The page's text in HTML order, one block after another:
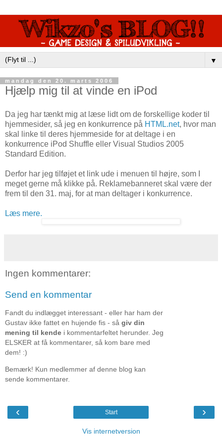
▼
mandag den 20. marts 2006
Hjælp mig til at vinde en iPod
Da jeg har tænkt mig at læse lidt om de forskellige koder til
hjemmesider, så jeg en konkurrence på HTML.net, hvor man
skal linke til deres hjemmeside for at deltage i en
konkurrence iPod Shuffle eller Visual Studios 2005
Standard Edition.
Derfor har jeg tilføjet et link ude i menuen til højre, som I
meget gerne må klikke på. Reklamebanneret skal være der
frem til den 31. maj, for at man deltager i konkurrence.
Læs mere.
Ingen kommentarer:
Send en kommentar
Fandt du indlægget interessant - eller har ham der
Gustav ikke fattet en hujende fis - så giv din
mening til kende i kommentarfeltet herunder. Jeg
ELSKER at få kommentarer, så kom bare med
dem! :)
Bemærk! Kun medlemmer af denne blog kan
sende kommentarer.
‹ ›
Start
Vis internetversion